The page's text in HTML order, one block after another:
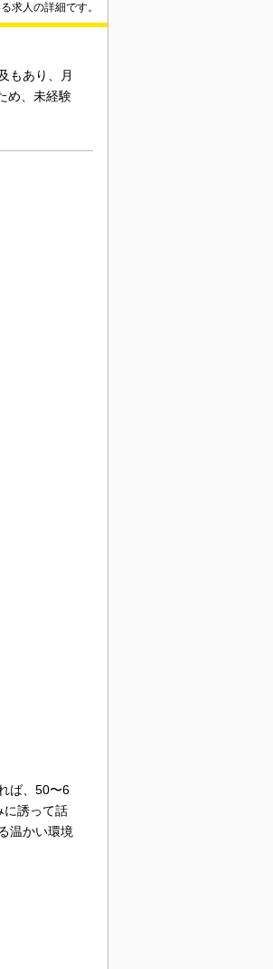
求人の詳細です。
もあり、月
め、未経験
ば、50〜6
に誘って話
温かい環境